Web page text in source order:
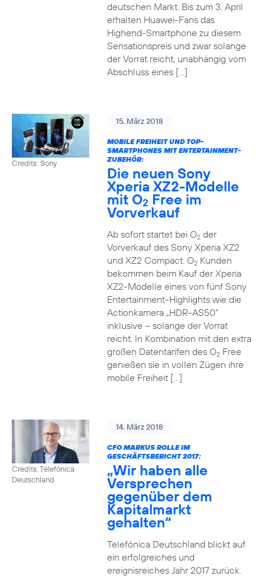
deutschen Markt. Bis zum 3. April
erhalten Huawei-Fans das
Highend-Smartphone zu diesem
Sensationspreis und zwar solange
der Vorrat reicht, unabhängig vom
Abschluss eines […]
Credits: Sony
15. März 2018
MOBILE FREIHEIT UND TOP-
SMARTPHONES MIT ENTERTAINMENT-
ZUBEHÖR:
Die neuen Sony
Xperia XZ2-Modelle
mit O2 Free im
Vorverkauf
Ab sofort startet bei O2der
Vorverkauf des Sony Xperia XZ2
und XZ2 Compact. O2Kunden
bekommen beim Kauf der Xperia
XZ2-Modelle eines von fünf Sony
Entertainment-Highlights wie die
Actionkamera „HDR-AS50“
inklusive – solange der Vorrat
reicht. In Kombination mit den extra
großen Datentarifen des O2Free
genießen sie in vollen Zügen ihre
mobile Freiheit […]
Credits: Telefónica
Deutschland
14. März 2018
CFO MARKUS ROLLE IM
GESCHÄFTSBERICHT 2017:
„Wir haben alle
Versprechen
gegenüber dem
Kapitalmarkt
gehalten“
Telefónica Deutschland blickt auf
ein erfolgreiches und
ereignisreiches Jahr 2017 zurück.